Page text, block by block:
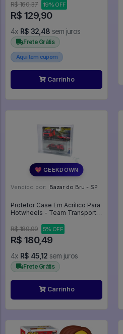
R$ 160,37 19% OFF
R$ 129,90
4x R$ 32,48 sem juros
Frete Grátis
Aqui tem cupom
Carrinho
💖 GEEKDOWN
Vendido por: Bazar do Bru - SP
Protetor Case Em Acrílico Para
Hotwheels - Team Transport -
R$ 189,99
5% OFF
R$ 180,49
4x R$ 45,12 sem juros
Frete Grátis
Carrinho